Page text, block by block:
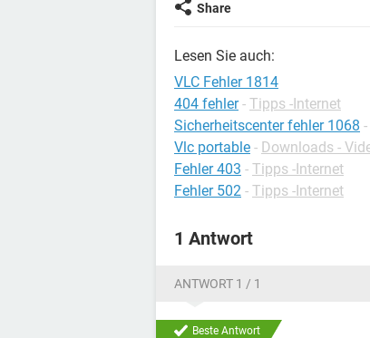
Share
Lesen Sie auch:
VLC Fehler 1814
404 fehler - Tipps -Internet
Sicherheitscenter fehler 1068 -
Vlc portable - Downloads -
Fehler 403 - Tipps -Internet
Fehler 502 - Tipps -Internet
1 Antwort
ANTWORT 1 / 1
Beste Antwort